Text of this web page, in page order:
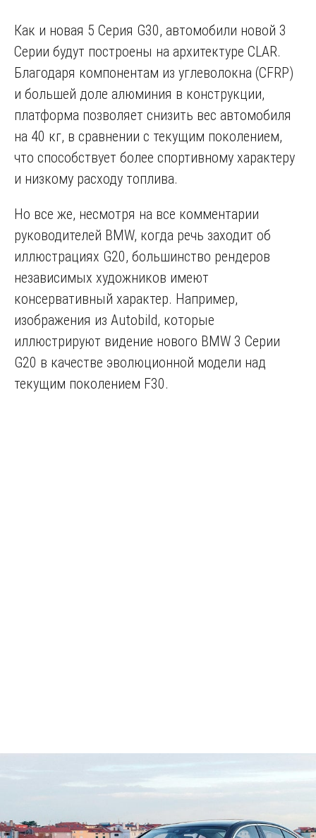
Как и новая 5 Серия G30, автомобили новой 3
Серии будут построены на архитектуре CLAR.
Благодаря компонентам из углеволокна (CFRP)
и большей доле алюминия в конструкции,
платформа позволяет снизить вес автомобиля
на 40 кг, в сравнении с текущим поколением,
что способствует более спортивному характеру
и низкому расходу топлива.
Но все же, несмотря на все комментарии
руководителей BMW, когда речь заходит об
иллюстрациях G20, большинство рендеров
независимых художников имеют
консервативный характер. Например,
изображения из Autobild, которые
иллюстрируют видение нового BMW 3 Серии
G20 в качестве эволюционной модели над
текущим поколением F30.